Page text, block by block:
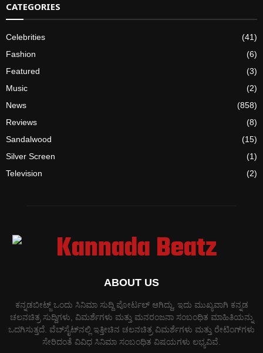
CATEGORIES
Celebrities
(41)
Fashion
(6)
Featured
(3)
Music
(2)
News
(858)
Reviews
(8)
Sandalwood
(15)
Silver Screen
(1)
Television
(2)
ABOUT US
ಕನ್ನಡಬೀಟ್ಜ್ ಒಂದು ಸಿನಿಮಾ ಸುದ್ದಿ ಪೋರ್ಟಲ್ ಆಗಿದ್ದು, ಇದು ಮುಖ್ಯವಾಗಿ ಕನ್ನಡ
ಚಲನಚಿತ್ರ ಸುದ್ದಿಗಳು, ವಿಮರ್ಶೆಗಳು ಮತ್ತು ಮನರಂಜನಾ ಸಂಬಂಧಿತ ಮಾಹಿತಿಯನ್ನು
ಒದಗಿಸುತ್ತದೆ. ವೆಬ್‌ಸೈಟ್‌ನಲ್ಲಿ ಇತ್ತೀಚಿನ ಚಲನಚಿತ್ರ ವಿಮರ್ಶೆಗಳು ಮತ್ತು ರೇಟಿಂಗ್‌ಗಳು
ಸೇರಿದಂತೆ ವಿವಿಧ ಸಿನಿಮಾ ಸಂಬಂಧಿತ ವಿಷಯಗಳು ಲಭ್ಯವಿವೆ.